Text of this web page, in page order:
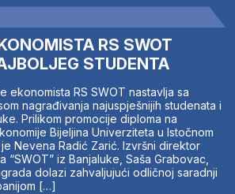
RS SWOT
STUDENTA
ekonomista RS SWOT nastavlja sa
nagrađivanja najuspješnijih studenata i
Prilikom promocije diploma na
Bijeljina Univerziteta u Istočnom
Nevena Radić Zarić. Izvršni direktor
“SWOT” iz Banjaluke, Saša Grabovac,
dolazi zahvaljujući odličnoj saradnji
[…]